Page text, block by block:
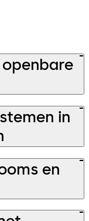
in
en